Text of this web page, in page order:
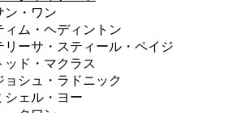
・ワン
ム・ヘディントン
・スティール・ペイジ
マクラス
・ラドニック
・ヨー